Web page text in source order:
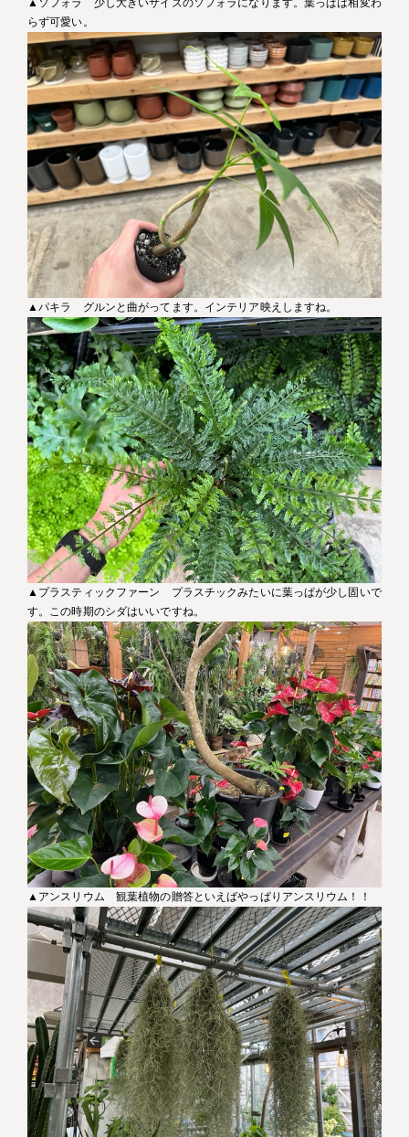
らず可愛い。
▲パキラ グルンと曲がってます。インテリア映えしますね。
▲プラスティックファーン プラスチックみたいに葉っぱが少し固いで
す。この時期のシダはいいですね。
▲アンスリウム 観葉植物の贈答といえばやっぱりアンスリウム！！